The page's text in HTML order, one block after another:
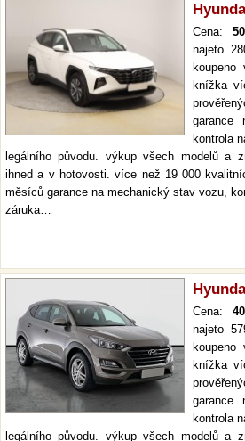
Cena:
najeto
knížka
garance
kontrola
legálního původu. výkup všech modelů a
ihned a v hotovosti. více než 19 000
měsíců garance na mechanický stav vozu,
záruka…
Cena:
najeto
knížka
garance
kontrola
legálního původu. výkup všech modelů a